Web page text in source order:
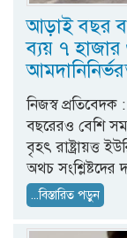
আড়াই বছর
ব্যয় ৭
নিজস্ব
বছরেরও বেশি
বৃহৎ রাষ্ট্রায়ত্ত
অথচ সংশ্লিষ্টদের
...বিস্তারিত পড়ুন